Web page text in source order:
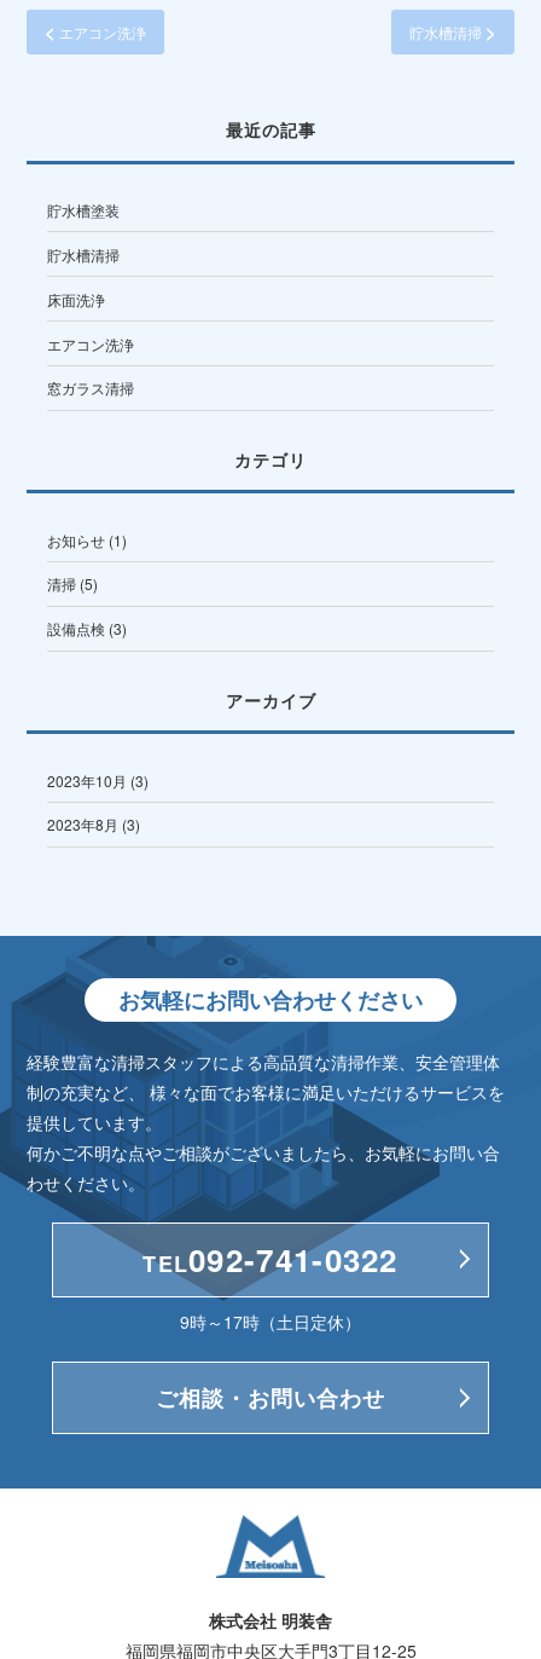
貯水槽清掃 >
< エアコン洗浄
最近の記事
貯水槽塗装
貯水槽清掃
床面洗浄
エアコン洗浄
窓ガラス清掃
カテゴリ
お知らせ(1)
清掃(5)
設備点検 (3)
アーカイブ
2023年10月 (3)
2023年8月 (3)
お気軽にお問い合わせください
経験豊富な清掃スタッフによる高品質な清掃作業、安全管理体
制の充実など、
様々な面でお客様に満足いただけるサービスを
提供しています。
何かご不明な点やご相談がございましたら、お気軽にお問い合
わせください。
TEL092-741-0322
9時～17時（土日定休）
ご相談・お問い合わせ
株式会社 明装舎
福岡県福岡市中央区大手門3丁目12-25